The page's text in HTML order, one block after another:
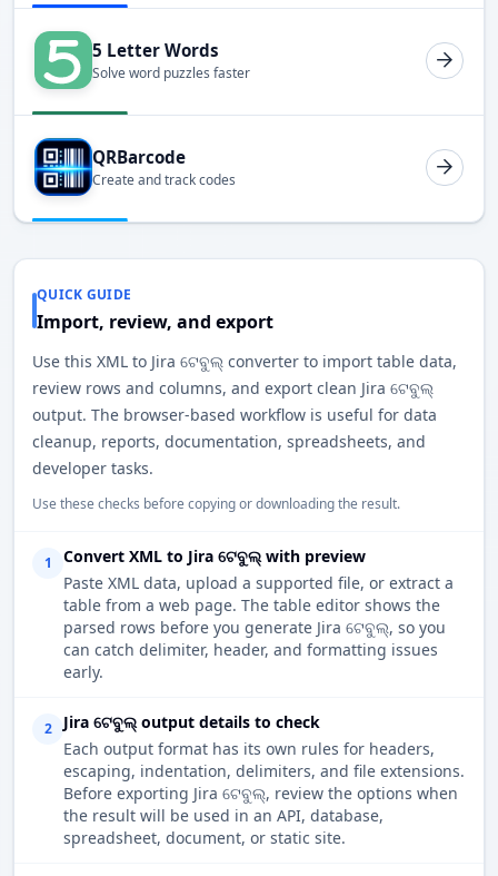
5 Letter Words
Solve word puzzles faster
QRBarcode
Create and track codes
QUICK GUIDE
Import, review, and export
Use this XML to Jira ଟେବୁଲ୍ converter to import table data,
review rows and columns, and export clean Jira ଟେବୁଲ୍
output. The browser-based workflow is useful for data
cleanup, reports, documentation, spreadsheets, and
developer tasks.
Use these checks before copying or downloading the result.
1
Convert XML to Jira ଟେବୁଲ୍ with preview
Paste XML data, upload a supported file, or extract a
table from a web page. The table editor shows the
parsed rows before you generate Jira ଟେବୁଲ୍, so you
can catch delimiter, header, and formatting issues
early.
2
Jira ଟେବୁଲ୍ output details to check
Each output format has its own rules for headers,
escaping, indentation, delimiters, and file extensions.
Before exporting Jira ଟେବୁଲ୍, review the options when
the result will be used in an API, database,
spreadsheet, document, or static site.